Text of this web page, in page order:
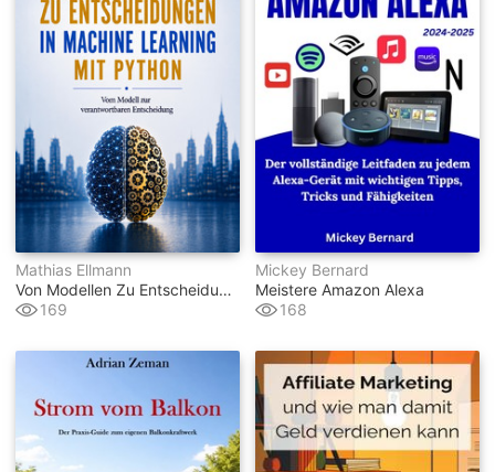
Mathias Ellmann
Von Modellen Zu Entscheidungen In Machine Learning Mit Python
169
Mickey Bernard
Meistere Amazon Alexa
168